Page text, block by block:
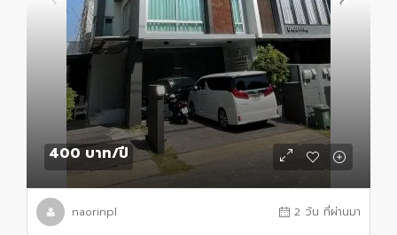
400 บาท/ปี
naorinpl 2 วัน ที่ผ่านมา